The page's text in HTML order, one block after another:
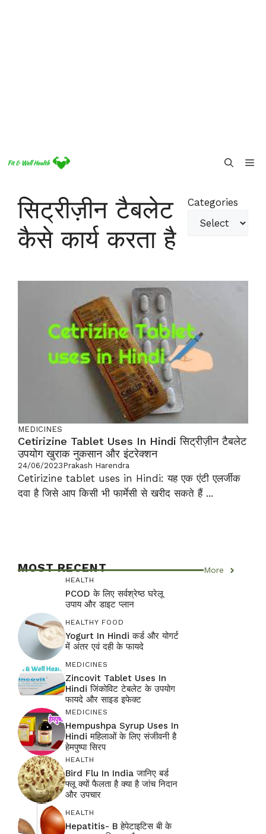
सिट्रीज़ीन टैबलेट
कैसे कार्य करता है
Categories
MEDICINES
Cetirizine Tablet Uses In Hindi सिट्रीज़ीन टैबलेट
उपयोग खुराक नुकसान और इंटरेक्शन
24/06/2023Prakash Harendra
Cetirizine tablet uses in Hindi: यह एक एंटी एलर्जीक
दवा है जिसे आप किसी भी फार्मेसी से खरीद सकते हैं ...
MOST RECENT More
HEALTH
PCOD के लिए सर्वश्रेष्ठ घरेलू
उपाय और डाइट प्लान
HEALTHY FOOD
Yogurt In Hindi कर्ड और योगर्ट
में अंतर एवं दही के फायदे
MEDICINES
Zincovit Tablet Uses In
Hindi जिंकोविट टेबलेट के उपयोग
फायदे और साइड इफेक्ट
MEDICINES
Hempushpa Syrup Uses In
Hindi महिलाओं के लिए संजीवनी है
हेमपुष्पा सिरप
HEALTH
Bird Flu In India जानिए बर्ड
फ्लू क्यों फैलता है क्या है जांच निदान
और उपचार
HEALTH
Hepatitis- B हेपेटाइटिस बी के